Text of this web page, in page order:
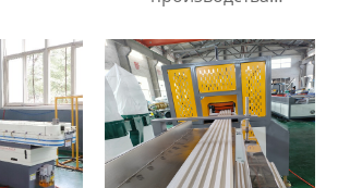
гофрированных труб из
ПНД/ПП